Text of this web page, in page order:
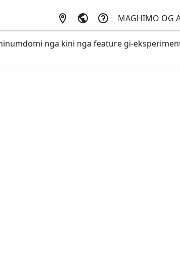
MAGHIMO OG
nga kini nga feature gi-